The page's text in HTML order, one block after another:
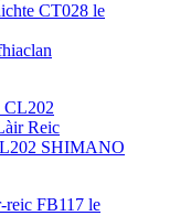
SHIMANO